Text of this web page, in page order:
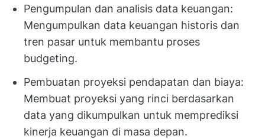
Pengumpulan dan analisis data keuangan:
Mengumpulkan data keuangan historis dan
tren pasar untuk membantu proses
budgeting.
Pembuatan proyeksi pendapatan dan biaya:
Membuat proyeksi yang rinci berdasarkan
data yang dikumpulkan untuk memprediksi
kinerja keuangan di masa depan.